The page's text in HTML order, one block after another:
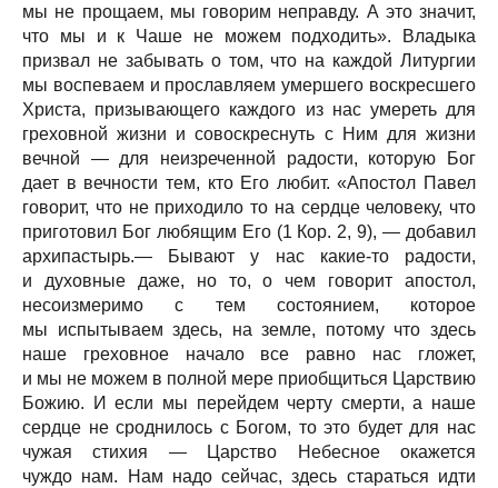
мы не прощаем, мы говорим неправду. А это значит,
что мы и к Чаше не можем подходить». Владыка
призвал не забывать о том, что на каждой Литургии
мы воспеваем и прославляем умершего воскресшего
Христа, призывающего каждого из нас умереть для
греховной жизни и совоскреснуть с Ним для жизни
вечной — для неизреченной радости, которую Бог
дает в вечности тем, кто Его любит. «Апостол Павел
говорит, что не приходило то на сердце человеку, что
приготовил Бог любящим Его (1 Кор. 2, 9), — добавил
архипастырь.— Бывают у нас какие-то радости,
и духовные даже, но то, о чем говорит апостол,
несоизмеримо с тем состоянием, которое
мы испытываем здесь, на земле, потому что здесь
наше греховное начало все равно нас гложет,
и мы не можем в полной мере приобщиться Царствию
Божию. И если мы перейдем черту смерти, а наше
сердце не сроднилось с Богом, то это будет для нас
чужая стихия — Царство Небесное окажется
чуждо нам. Нам надо сейчас, здесь стараться идти